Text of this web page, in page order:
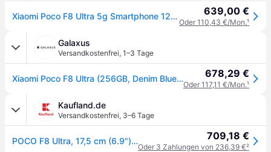
Xiaomi Poco F8 Ultra 5g Smartphone 12gb 256gb/16gb 512gb 6,9 Zoll Amoled 6500mah 639,00 €
Oder 110,43 €/Mon.¹
Galaxus
Versandkostenfrei, 1–3 Tage
Xiaomi Poco F8 Ultra (256GB, Denim Blue, 6.90", Dual SIM, 5G), Smartphone, Blau 678,29 €
Oder 117,11 €/Mon.¹
Kaufland.de
Versandkostenfrei, 3–6 Tage
POCO F8 Ultra, 17,5 cm (6.9"), 2608 x 1200 Pixel, 12 GB, 256 GB, 50 MP, Blau 709,18 €
Oder 3 Zahlungen von 236,39 €²